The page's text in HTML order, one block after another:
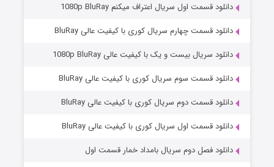
مردگان متحرک: شهر مرده ۳
قسمت2 (زیرنویس) منتشر شد
دانلود قسمت اول سریال اعتراف میکنم 1080p BluRay
دانلود قسمت چهارم سریال کوری با کیفیت عالی BluRay
دانلود سریال بیست و یک با کیفیت عالی 1080p BluRay
دانلود قسمت سوم سریال کوری با کیفیت عالی BluRay
دانلود قسمت دوم سریال کوری با کیفیت عالی BluRay
دانلود قسمت اول سریال کوری با کیفیت عالی BluRay
دانلود فصل دوم سریال بامداد خمار قسمت اول